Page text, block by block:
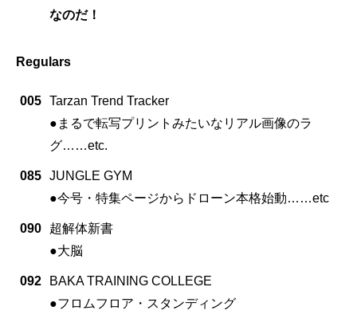
なのだ！
Regulars
005 Tarzan Trend Tracker
●まるで転写プリントみたいなリアル画像のラ
グ……etc.
085 JUNGLE GYM
●今号・特集ページからドローン本格始動……etc
090
超解体新書
●大脳
092
BAKA TRAINING COLLEGE
●フロムフロア・スタンディング